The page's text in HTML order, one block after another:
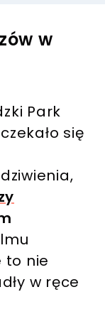
w
Park
się
to nie
w ręce